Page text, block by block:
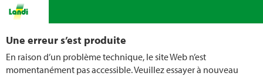
Une erreur s’est produite
En raison d’un problème technique, le site Web n’est
momentanément pas accessible. Veuillez essayer à nouveau